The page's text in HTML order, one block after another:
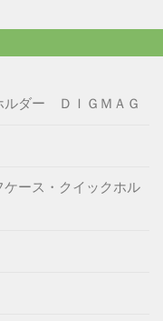
ルダー ＤＩＧＭＡＧ
ース・クイックホル